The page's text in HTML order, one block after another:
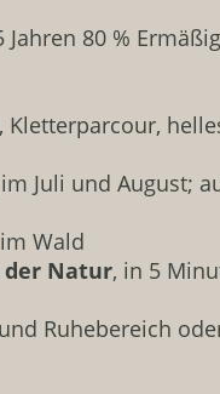
80 %
Juli und August;
Wald
der Natur, in 5
Ruhebereich